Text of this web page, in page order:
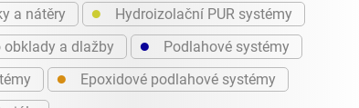
a nátěry ● Hydroizolační PUR systémy
obklady a dlažby ● Podlahové systémy
● Epoxidové podlahové systémy